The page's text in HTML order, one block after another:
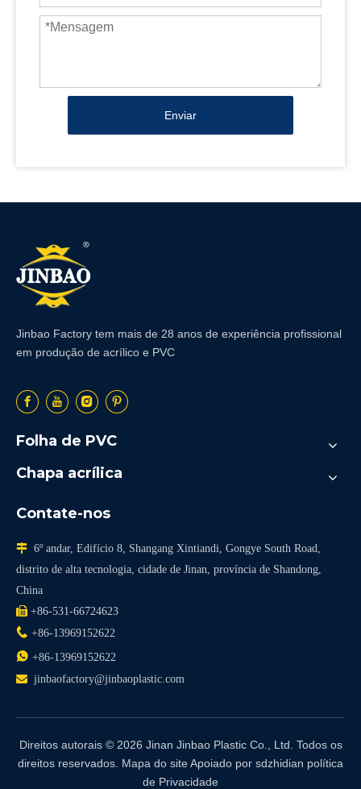
Enviar
Jinbao Factory tem mais de 28 anos de experiência profissional
em produção de acrílico e PVC
Folha de PVC
Chapa acrílica
Contate-nos
 6º andar, Edifício 8, Shangang Xintiandi, Gongye South Road,
distrito de alta tecnologia, cidade de Jinan, província de Shandong,
China
 +86-531-66724623
 +86-13969152622
 +86-13969152622
 jinbaofactory@jinbaoplastic.com
Direitos autorais © 2026 Jinan Jinbao Plastic Co., Ltd. Todos os
direitos reservados. Mapa do siteApoiado por sdzhidian política
de Privacidade